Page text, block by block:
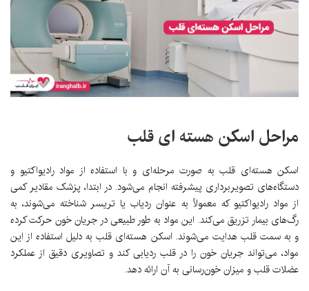
مراحل اسکن هسته ای قلب
اسکن هسته‌ای قلب به صورت مرحله‌ای و با استفاده از مواد رادیواکتیو و
دستگاه‌های تصویربرداری پیشرفته انجام می‌شود. در ابتدا، پزشک مقادیر کمی
از مواد رادیواکتیو که معمولاً به عنوان ردیاب یا تریسر شناخته می‌شوند، به
رگ‌های بیمار تزریق می‌کند. این مواد به طور طبیعی در جریان خون حرکت کرده
و به سمت قلب هدایت می‌شوند. اسکن هسته‌ای قلب به دلیل استفاده از این
مواد، می‌تواند جریان خون را در قلب ردیابی کند و تصاویری دقیق از عملکرد
عضلات قلب و میزان خون‌رسانی به آن ارائه دهد.